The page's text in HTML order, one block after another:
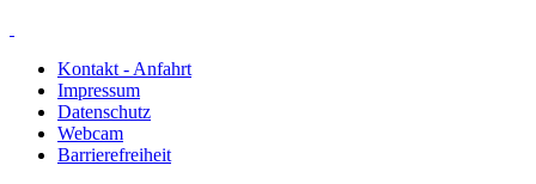
Kontakt - Anfahrt
Impressum
Datenschutz
Webcam
Barrierefreiheit